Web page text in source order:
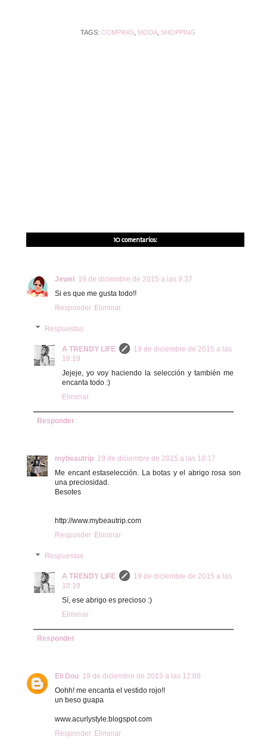
TAGS:COMPRAS MODA SHOPPING
10 comentarios:
Jewel 19 de diciembre de 2015 a las 9:37
Si es que me gusta todo!!
Responder Eliminar
Respuestas
A TRENDY LIFE
19 de diciembre de 2015 a las
18:19
Jejeje, yo voy haciendo la selección y también me
encanta todo :)
Eliminar
Responder
mybeautrip 19 de diciembre de 2015 a las 10:17
Me encant estaselección. La botas y el abrigo rosa son
una preciosidad.
Besotes
http://www.mybeautrip.com
Responder Eliminar
Respuestas
A TRENDY LIFE
19 de diciembre de 2015 a las
18:19
Sí, ese abrigo es precioso :)
Eliminar
Responder
Eli Dou 19 de diciembre de 2015 a las 12:08
Oohh! me encanta el vestido rojo!!
un beso guapa
www.acurlystyle.blogspot.com
Responder Eliminar